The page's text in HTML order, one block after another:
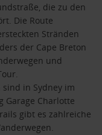
die zu den
Die Route
Stränden
der Cape Breton
und
in Sydney im
Garage Charlotte
gibt es zahlreiche